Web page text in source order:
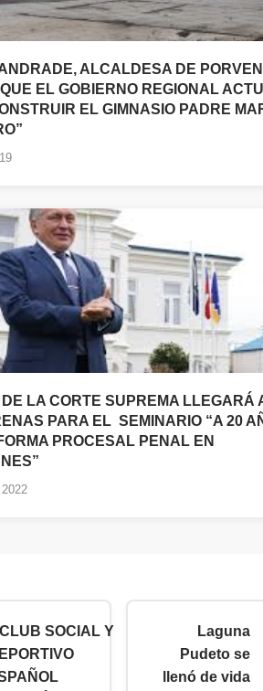
ALCALDESA DE
EL GOBIERNO REGIONAL
EL GIMNASIO PADRE
DE LA CORTE SUPREMA LLEGARÁ
PARA EL SEMINARIO “A 20
PROCESAL PENAL EN
SOCIAL Y
Laguna
Pudeto se
llenó de vida